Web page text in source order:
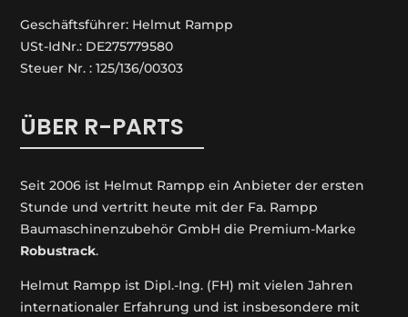
Geschäftsführer: Helmut Rampp
USt-IdNr.: DE275779580
Steuer Nr. : 125/136/00303
ÜBER R-PARTS
Seit 2006 ist Helmut Rampp ein An­bieter der ersten
Stunde und vertritt heute mit der Fa. Rampp
Baumaschinenzubehör GmbH die Premium-Marke
Robustrack.
Helmut Rampp ist Dipl.-Ing. (FH) mit vielen Jahren
internationaler Erfahrung und ist insbesondere mit